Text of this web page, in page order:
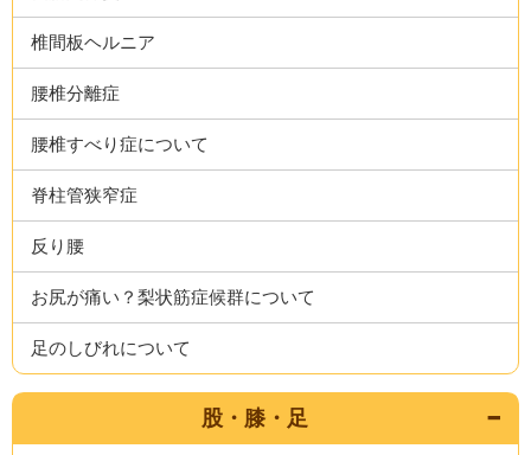
椎間板ヘルニア
腰椎分離症
腰椎すべり症について
脊柱管狭窄症
反り腰
お尻が痛い？梨状筋症候群について
足のしびれについて
股・膝・足